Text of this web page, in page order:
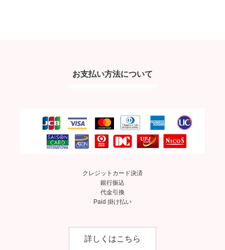
お支払い方法について
クレジットカード決済
銀行振込
代金引換
Paid 掛け払い
詳しくはこちら